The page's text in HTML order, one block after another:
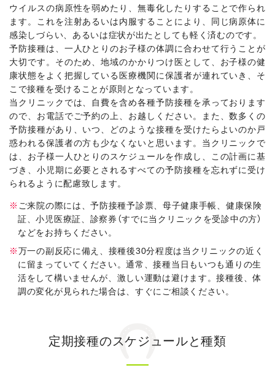
ウイルスの病原性を弱めたり、無毒化したりすることで作られ
ます。これを注射あるいは内服することにより、同じ病原体に
感染しづらい、あるいは症状が出たとしても軽く済むのです。
予防接種は、一人ひとりのお子様の体調に合わせて行うことが
大切です。そのため、地域のかかりつけ医として、お子様の健
康状態をよく把握している医療機関に保護者が連れていき、そ
こで接種を受けることが原則となっています。
当クリニックでは、自費を含め各種予防接種を承っております
ので、お電話でご予約の上、お越しください。また、数多くの
予防接種があり、いつ、どのような接種を受けたらよいのか戸
惑われる保護者の方も少なくないと思います。当クリニックで
は、お子様一人ひとりのスケジュールを作成し、この計画に基
づき、小児期に必要とされるすべての予防接種を忘れずに受け
られるように配慮致します。
ご来院の際には、予防接種予診票、母子健康手帳、健康保険
証、小児医療証、診察券（すでに当クリニックを受診中の方）
などをお持ちください。
万一の副反応に備え、接種後30分程度は当クリニックの近く
に留まっていてください。通常、接種当日もいつも通りの生
活をして構いませんが、激しい運動は避けます。接種後、体
調の変化が見られた場合は、すぐにご相談ください。
定期接種のスケジュールと種類